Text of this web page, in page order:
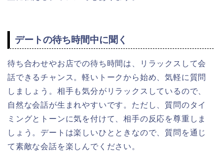
デートの待ち時間中に聞く
待ち合わせやお店での待ち時間は、リラックスして会
話できるチャンス。軽いトークから始め、気軽に質問
しましょう。相手も気分がリラックスしているので、
自然な会話が生まれやすいです。ただし、質問のタイ
ミングとトーンに気を付けて、相手の反応を尊重しま
しょう。デートは楽しいひとときなので、質問を通じ
て素敵な会話を楽しんでください。